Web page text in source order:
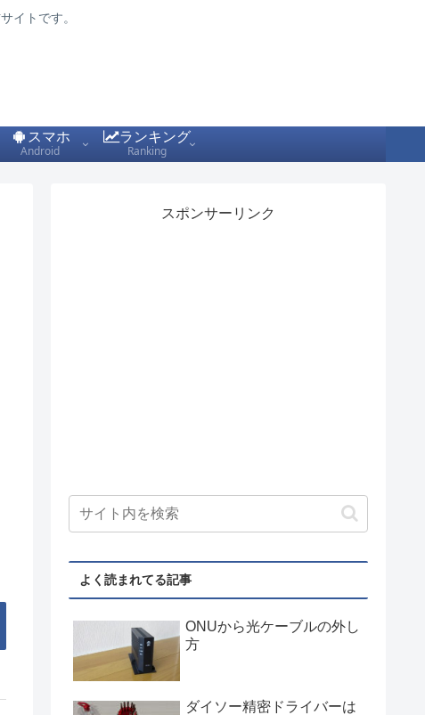
イトです。
スマホ
Android
ランキング
Ranking
スポンサーリンク
よく読まれてる記事
ONUから光ケーブルの外し
方
ダイソー精密ドライバーは